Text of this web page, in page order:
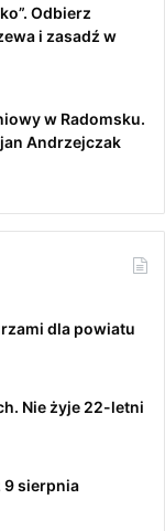
Odbierz
i zasadź w
w Radomsku.
Andrzejczak
dla powiatu
Nie żyje 22-letni
9 sierpnia